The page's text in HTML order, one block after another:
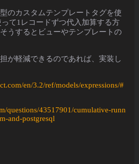
のカスタムテンプレートタグを使
て1レコードずつ代入加算する方
うするとビューやテンプレートの
が軽減できるのであれば、実装し
en/3.2/ref/models/expressions/#
questions/43517901/cumulative-runn
and-postgresql